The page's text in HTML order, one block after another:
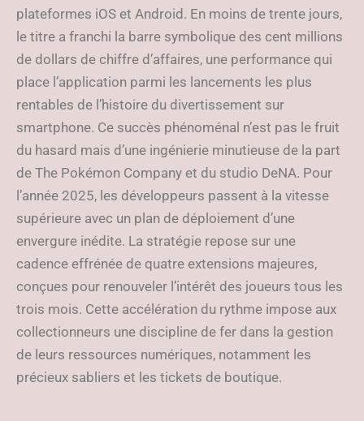
plateformes iOS et Android. En moins de trente jours,
le titre a franchi la barre symbolique des cent millions
de dollars de chiffre d’affaires, une performance qui
place l’application parmi les lancements les plus
rentables de l’histoire du divertissement sur
smartphone. Ce succès phénoménal n’est pas le fruit
du hasard mais d’une ingénierie minutieuse de la part
de The Pokémon Company et du studio DeNA. Pour
l’année 2025, les développeurs passent à la vitesse
supérieure avec un plan de déploiement d’une
envergure inédite. La stratégie repose sur une
cadence effrénée de quatre extensions majeures,
conçues pour renouveler l’intérêt des joueurs tous les
trois mois. Cette accélération du rythme impose aux
collectionneurs une discipline de fer dans la gestion
de leurs ressources numériques, notamment les
précieux sabliers et les tickets de boutique.